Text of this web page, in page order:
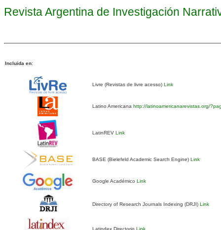
Revista Argentina de Investigación
Incluida en:
Livre (Revistas de livre acesso) Link
Latino Americana http://latinoamericanarevistas.org/
LatinREV Link
BASE (Bielefeld Academic Search Engine) Link
Google AcadémicoLink
Directory of Research Journals Indexing (DRJI)Link
Latindex DirectorioLink